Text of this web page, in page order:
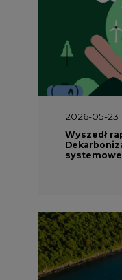
2026-05-23
Wyszedł